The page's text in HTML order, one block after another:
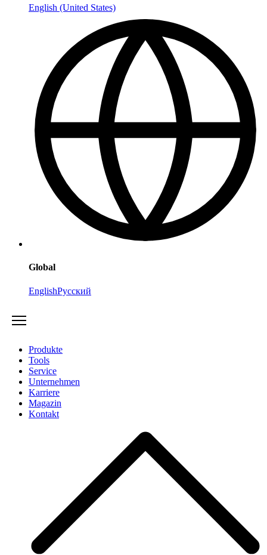
English (United States)
Global
EnglishРусский
Produkte
Tools
Service
Unternehmen
Karriere
Magazin
Kontakt